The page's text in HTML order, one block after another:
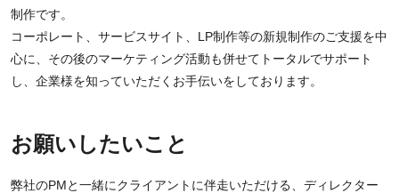
制作です。
コーポレート、サービスサイト、LP制作等の新規制作のご支援を中
心に、その後のマーケティング活動も併せてトータルでサポート
し、企業様を知っていただくお手伝いをしております。
お願いしたいこと
弊社のPMと一緒にクライアントに伴走いただける、ディレクター